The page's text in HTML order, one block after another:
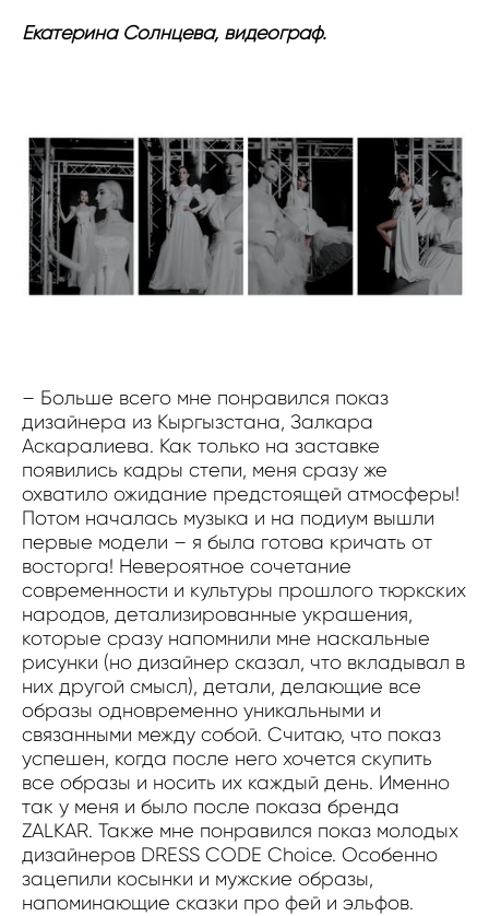
Екатерина Солнцева, видеограф.
– Больше всего мне понравился показ
дизайнера из Кыргызстана, Залкара
Аскаралиева. Как только на заставке
появились кадры степи, меня сразу же
охватило ожидание предстоящей атмосферы!
Потом началась музыка и на подиум вышли
первые модели – я была готова кричать от
восторга! Невероятное сочетание
современности и культуры прошлого тюркских
народов, детализированные украшения,
которые сразу напомнили мне наскальные
рисунки (но дизайнер сказал, что вкладывал в
них другой смысл), детали, делающие все
образы одновременно уникальными и
связанными между собой. Считаю, что показ
успешен, когда после него хочется скупить
все образы и носить их каждый день. Именно
так у меня и было после показа бренда
ZALKAR. Также мне понравился показ молодых
дизайнеров DRESS CODE Choice. Особенно
зацепили косынки и мужские образы,
напоминающие сказки про фей и эльфов.